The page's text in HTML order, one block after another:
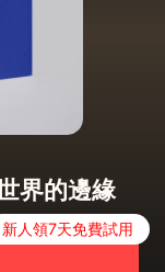
界的邊緣
新人領7天免費試用